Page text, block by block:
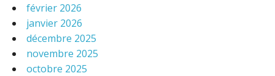
février 2026
janvier 2026
décembre 2025
novembre 2025
octobre 2025